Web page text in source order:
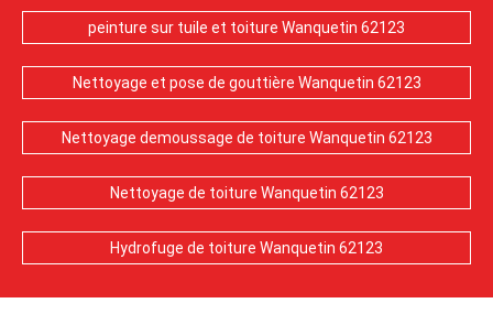
peinture sur tuile et toiture Wanquetin 62123
Nettoyage et pose de gouttière Wanquetin 62123
Nettoyage demoussage de toiture Wanquetin 62123
Nettoyage de toiture Wanquetin 62123
Hydrofuge de toiture Wanquetin 62123